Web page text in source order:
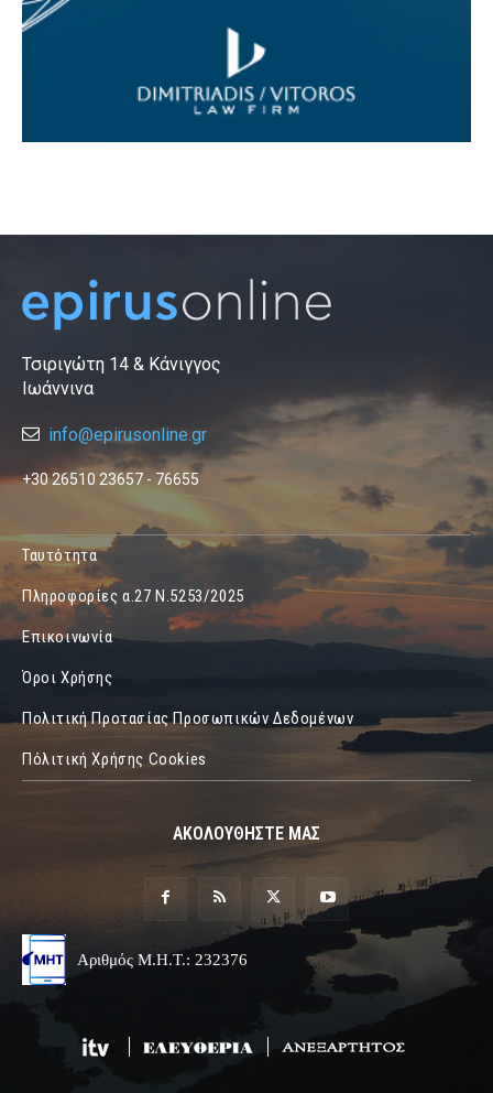
Τσιριγώτη 14 & Κάνιγγος
Ιωάννινα
info@epirusonline.gr
+30 26510 23657 - 76655
Ταυτότητα
Πληροφορίες α.27 Ν.5253/2025
Επικοινωνία
Όροι Χρήσης
Πολιτική Προτασίας Προσωπικών Δεδομένων
Πόλιτική Χρήσης Cookies
ΑΚΟΛΟΥΘΗΣΤΕ ΜΑΣ
Αριθμός Μ.Η.Τ.: 232376